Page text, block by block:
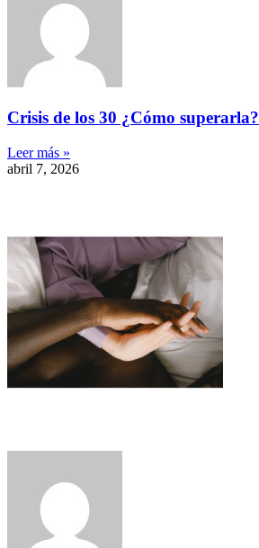
Crisis de los 30 ¿Cómo superarla?
Leer más »
abril 7, 2026